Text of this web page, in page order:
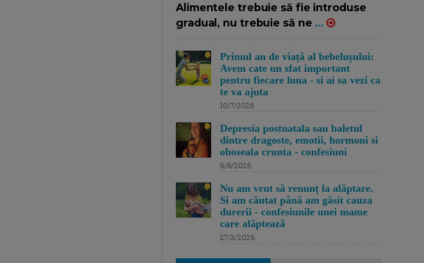
Alimentele trebuie să fie introduse
gradual, nu trebuie să ne ...
Primul an de viață al bebelușului:
Avem cate un sfat important
pentru fiecare luna - si ai sa vezi ca
te va ajuta
10/7/2026
Depresia postnatala sau baletul
dintre dragoste, emotii, hormoni si
oboseala crunta - confesiuni
9/6/2026
Nu am vrut să renunț la alăptare.
Si am căutat până am găsit cauza
durerii - confesiunile unei mame
care alăptează
27/3/2026